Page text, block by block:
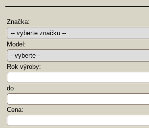
Značka:
Model:
Rok výroby:
do
Cena: